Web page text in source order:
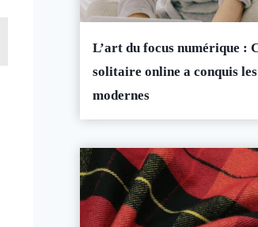
L’art du focus numérique :
solitaire online a conquis
modernes